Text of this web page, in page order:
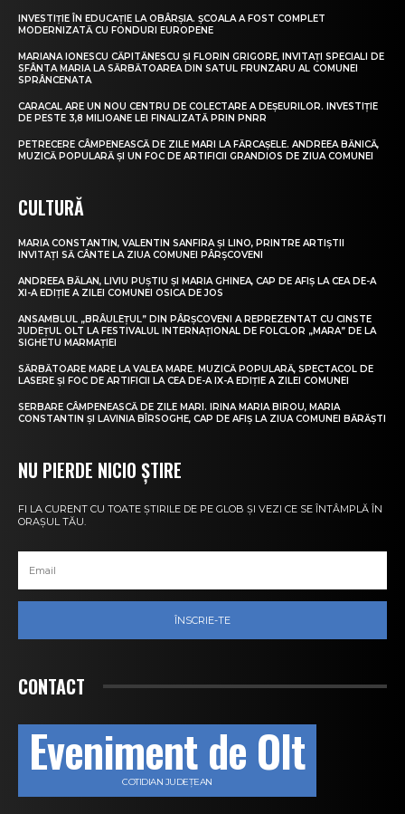
INVESTIȚIE ÎN EDUCAȚIE LA OBÂRȘIA. ȘCOALA A FOST COMPLET
MODERNIZATĂ CU FONDURI EUROPENE
MARIANA IONESCU CĂPITĂNESCU ȘI FLORIN GRIGORE, INVITAȚI SPECIALI DE
SFÂNTA MARIA LA SĂRBĂTOAREA DIN SATUL FRUNZARU AL COMUNEI
SPRÂNCENATA
CARACAL ARE UN NOU CENTRU DE COLECTARE A DEȘEURILOR. INVESTIȚIE
DE PESTE 3,8 MILIOANE LEI FINALIZATĂ PRIN PNRR
PETRECERE CÂMPENEASCĂ DE ZILE MARI LA FĂRCAȘELE. ANDREEA BĂNICĂ,
MUZICĂ POPULARĂ ȘI UN FOC DE ARTIFICII GRANDIOS DE ZIUA COMUNEI
CULTURĂ
MARIA CONSTANTIN, VALENTIN SANFIRA ȘI LINO, PRINTRE ARTIȘTII
INVITAȚI SĂ CÂNTE LA ZIUA COMUNEI PÂRȘCOVENI
ANDREEA BĂLAN, LIVIU PUȘTIU ȘI MARIA GHINEA, CAP DE AFIȘ LA CEA DE-A
XI-A EDIȚIE A ZILEI COMUNEI OSICA DE JOS
ANSAMBLUL „BRÂULEȚUL” DIN PÂRȘCOVENI A REPREZENTAT CU CINSTE
JUDEȚUL OLT LA FESTIVALUL INTERNAȚIONAL DE FOLCLOR „MARA” DE LA
SIGHETU MARMAȚIEI
SĂRBĂTOARE MARE LA VALEA MARE. MUZICĂ POPULARĂ, SPECTACOL DE
LASERE ȘI FOC DE ARTIFICII LA CEA DE-A IX-A EDIȚIE A ZILEI COMUNEI
SERBARE CÂMPENEASCĂ DE ZILE MARI. IRINA MARIA BIROU, MARIA
CONSTANTIN ȘI LAVINIA BÎRSOGHE, CAP DE AFIȘ LA ZIUA COMUNEI BĂRĂȘTI
NU PIERDE NICIO ȘTIRE
FI LA CURENT CU TOATE ȘTIRILE DE PE GLOB ȘI VEZI CE SE ÎNTÂMPLĂ ÎN
ORAȘUL TĂU.
ÎNSCRIE-TE
CONTACT
Eveniment de Olt
COTIDIAN JUDEȚEAN